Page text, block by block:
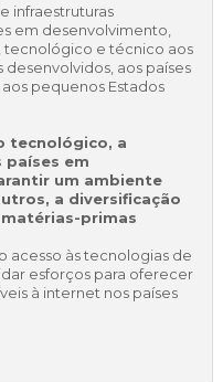
infraestruturas
em desenvolvimento,
tecnológico e técnico aos
desenvolvidos, aos países
pequenos Estados
tecnológico, a
países em
um ambiente
a diversificação
primas
acesso às tecnologias de
esforços para oferecer
à internet nos países